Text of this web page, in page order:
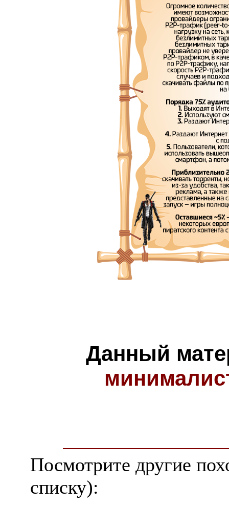
Данный
Посмотрите другие
списку):